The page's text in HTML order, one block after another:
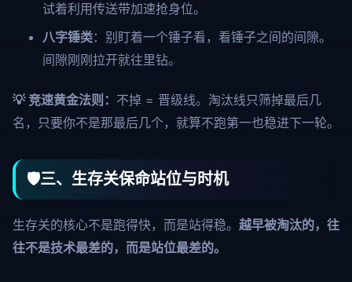
试着利用传送带加速抢身位。
八字锤类：别盯着一个锤子看，看锤子之间的间隙。
间隙刚刚拉开就往里钻。
💡 竞速黄金法则： 不掉 = 晋级线。淘汰线只筛掉最后几
名，只要你不是那最后几个，就算不跑第一也稳进下一轮。
🛡️三、生存关保命站位与时机
生存关的核心不是跑得快，而是站得稳。 越早被淘汰的，往
往不是技术最差的，而是站位最差的。